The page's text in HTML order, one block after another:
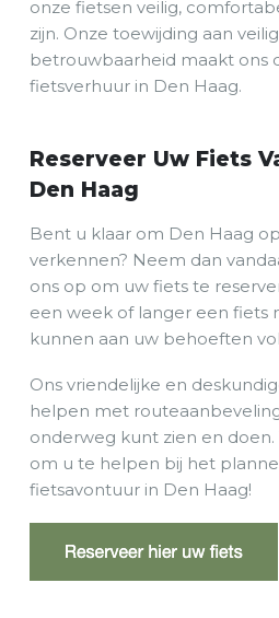
onze fietsen veilig,
zijn. Onze toewijding aan
betrouwbaarheid maakt ons
fietsverhuur in Den Haag.
Reserveer Uw Fiets
Den Haag
Bent u klaar om Den Haag
verkennen? Neem dan
ons op om uw fiets te
een week of langer een fiets
kunnen aan uw behoeften
Ons vriendelijke en
helpen met
onderweg kunt zien en doen.
om u te helpen bij het
fietsavontuur in Den Haag!